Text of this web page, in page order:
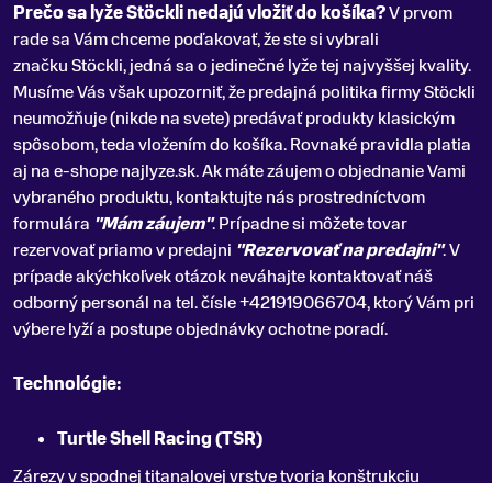
Prečo sa lyže Stöckli nedajú vložiť do košíka?V prvom
rade sa Vám chceme poďakovať, že ste si vybrali
značku Stöckli, jedná sa o jedinečné lyže tej najvyššej kvality.
Musíme Vás však upozorniť, že predajná politika firmy Stöckli
neumožňuje (nikde na svete) predávať produkty klasickým
spôsobom, teda vložením do košíka. Rovnaké pravidla platia
aj na e-shope najlyze.sk. Ak máte záujem o objednanie Vami
vybraného produktu, kontaktujte nás prostredníctvom
formulára "Mám záujem". Prípadne si môžete tovar
rezervovať priamo v predajni "Rezervovať na predajni". V
prípade akýchkoľvek otázok neváhajte kontaktovať náš
odborný personál na tel. čísle +421919066704, ktorý Vám pri
výbere lyží a postupe objednávky ochotne poradí.
Technológie:
Turtle Shell Racing (TSR)
Zárezy v spodnej titanalovej vrstve tvoria konštrukciu